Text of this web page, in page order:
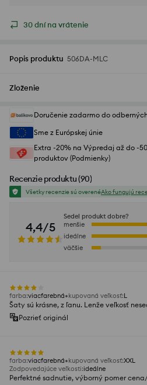
30 dní na vrátenie
Popis produktu 506DA-MLC
Zloženie
Doručenie zadarmo do
Sme z Európskej únie
Extra -20% na Výpredaj až do -
produktov (Podmienky)
Recenzie produktu(90)
Všetky recenzie sú overenéAko fungujú
4,4/5
Sedel produkt dobre?
menšie
ideálne
väčšie
farba:viacfarebná kupovaná veľkosť:L
Šaty sú krásne, z ľanu. Lenže veľkosť
Pozrieť originál
farba:viacfarebná kupovaná veľkosť:XXL
Zodpovedajúce veľkosti:ideálne
Perfektné sadnutie, výborný pomer